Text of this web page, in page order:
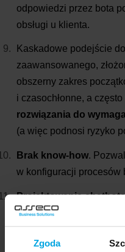
Zgoda
odpowiedzi przez bota
obsługi u klienta.
Kaskadowe podejście
zaawansowanego,
obszerny zakres
i czasochłonne, a
rozwiązania do
(a więc podnosi ryzyko
Brak know-how.
w konfiguracji procesów
Projektowanie
drzewiastych struktur
systemy obsługi klienta
budowanej dla